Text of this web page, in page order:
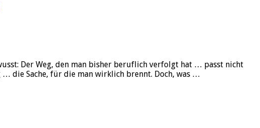
Der Weg, den man bisher beruflich verfolgt hat … passt nicht
… die Sache, für die man wirklich brennt. Doch, was …